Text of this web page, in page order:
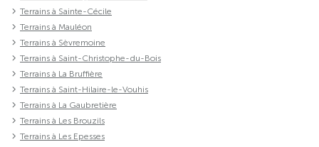
Terrains à Sainte-Cécile
Terrains à Mauléon
Terrains à Sèvremoine
Terrains à Saint-Christophe-du-Bois
Terrains à La Bruffière
Terrains à Saint-Hilaire-le-Vouhis
Terrains à La Gaubretière
Terrains à Les Brouzils
Terrains à Les Epesses